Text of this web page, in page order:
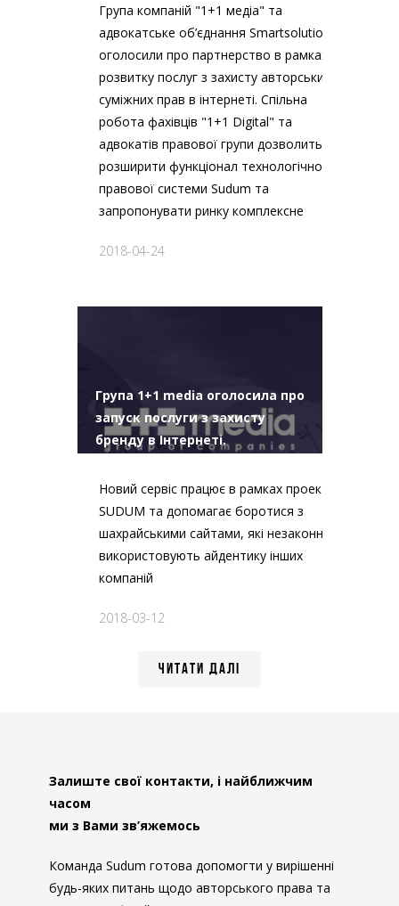
Група компаній "1+1 медіа" та
адвокатське об’єднання Smartsolutions
оголосили про партнерство в рамках
розвитку послуг з захисту авторських і
суміжних прав в інтернеті. Спільна
робота фахівців "1+1 Digital" та
адвокатів правової групи дозволить
розширити функціонал технологічно-
правової системи Sudum та
запропонувати ринку комплексне
правовласників.
2018-04-24
Група 1+1 media оголосила про
запуск послуги з захисту
бренду в Інтернеті.
Новий сервіс працює в рамках проекту
SUDUM та допомагає боротися з
шахрайськими сайтами, які незаконно
використовують айдентику інших
компаній
2018-03-12
ЧИТАТИ ДАЛІ
Залиште свої контакти, і найближчим
часом
ми з Вами зв’яжемось
Команда Sudum готова допомогти у вирішенні
будь-яких питань щодо авторського права та